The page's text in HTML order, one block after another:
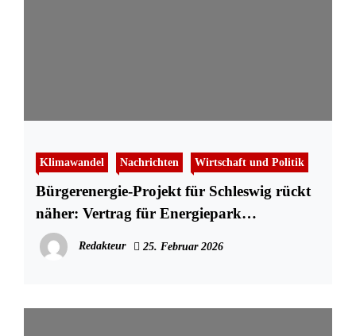
Klimawandel Nachrichten Wirtschaft und Politik
Bürgerenergie-Projekt für Schleswig rückt
näher: Vertrag für Energiepark
unterzeichnet
Redakteur 25. Februar 2026